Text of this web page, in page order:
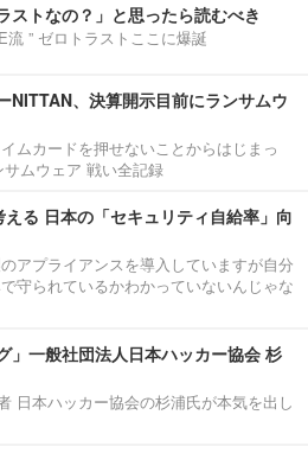
ストなの？」と思ったら読むべき
流 ” ゼロトラストここに爆誕
NITTAN、決算開示目前にランサムウ
ムカードを押せないことからはじまっ
ムウェア 戦い全記録
る 日本の「セキュリティ自給率」向
アプライアンスを導入していますが自分
守られているかわかっていないんじゃな
」一般社団法人日本ハッカー協会 杉
日本ハッカー協会の杉浦氏が本気を出し